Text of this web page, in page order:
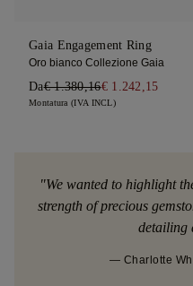
"We wanted to highlight
strength of precious
detailing
— Charlotte
Gaia Engagement Ring
Oro bianco Collezione Gaia
Da€ 1.380,16€ 1.242,15
Montatura (IVA INCL)